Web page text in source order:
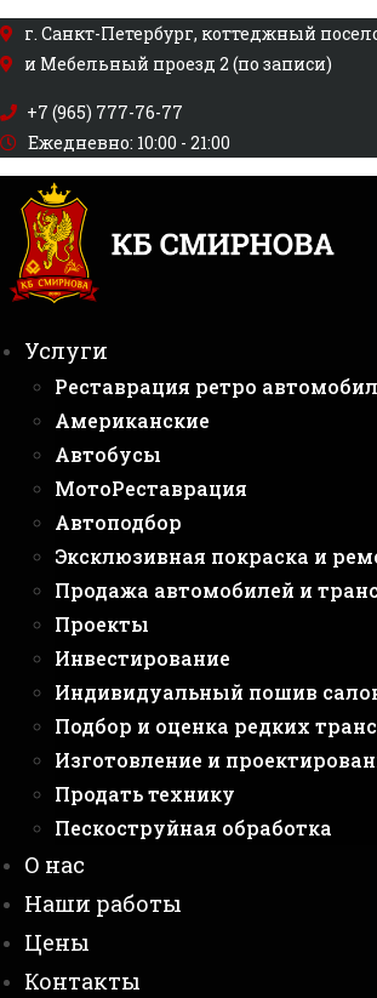
Перейти
к
г. Санкт-Петербург, коттеджный
и Мебельный проезд 2 (по записи)
+7 (965) 777-76-77
Ежедневно: 10:00 - 21:00
Услуги
Реставрация ретро
Американские
Автобусы
МотоРеставрация
Автоподбор
Эксклюзивная покраска и
Продажа автомобилей и
Проекты
Инвестирование
Индивидуальный пошив
Подбор и оценка редких
Изготовление и
Продать технику
Пескоструйная обработка
О нас
Наши работы
Цены
Контакты